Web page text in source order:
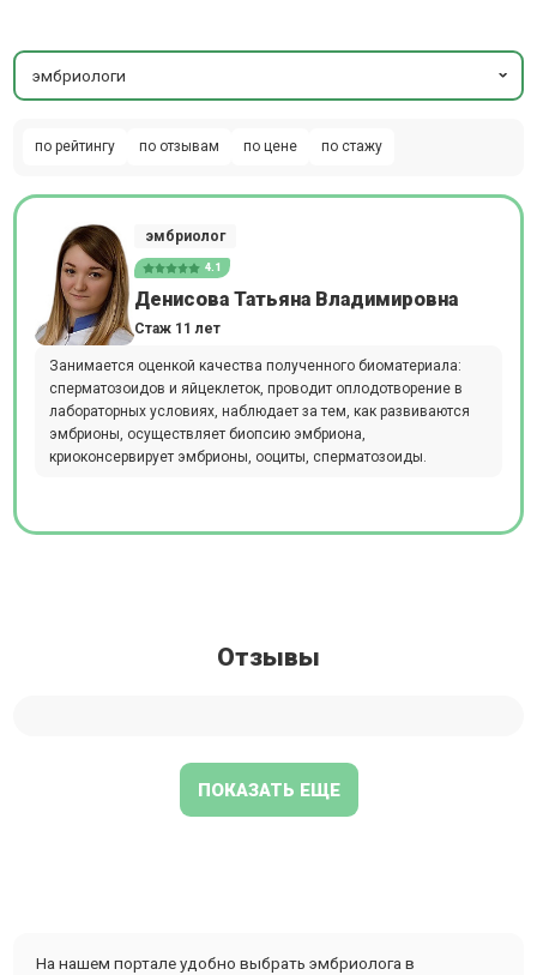
эмбриологи
по рейтингу по отзывам по цене по стажу
эмбриолог
4.1
Денисова Татьяна Владимировна
Стаж 11 лет
Занимается оценкой качества полученного биоматериала:
сперматозоидов и яйцеклеток, проводит оплодотворение в
лабораторных условиях, наблюдает за тем, как развиваются
эмбрионы, осуществляет биопсию эмбриона,
криоконсервирует эмбрионы, ооциты, сперматозоиды.
Отзывы
ПОКАЗАТЬ ЕЩЕ
На нашем портале удобно выбрать эмбриолога в